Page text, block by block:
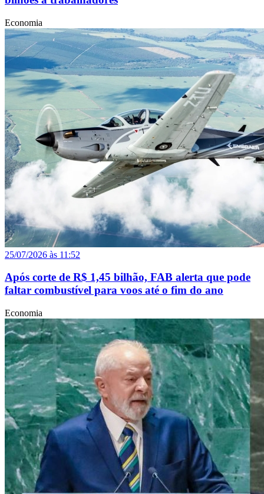
Economia
25/07/2026 às 11:52
Após corte de R$ 1,45 bilhão, FAB alerta que pode
faltar combustível para voos até o fim do ano
Economia